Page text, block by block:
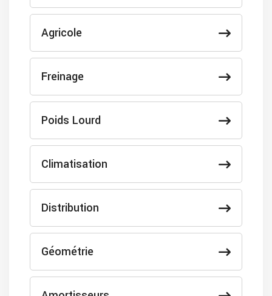
Agricole
Freinage
Poids Lourd
Climatisation
Distribution
Géométrie